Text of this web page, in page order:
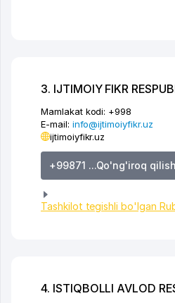
3. IJTIMOIY FIKR
Mamlakat kodi: +998
E-mail: info@ijtimoiyfikr.uz
ijtimoiyfikr.uz
+99871 ...Qo'ng'iroq qilish
Tashkilot tegishli bo'lgan
4. ISTIQBOLLI AVLOD